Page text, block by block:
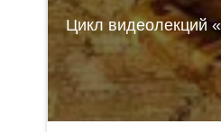
Цикл видеолекций